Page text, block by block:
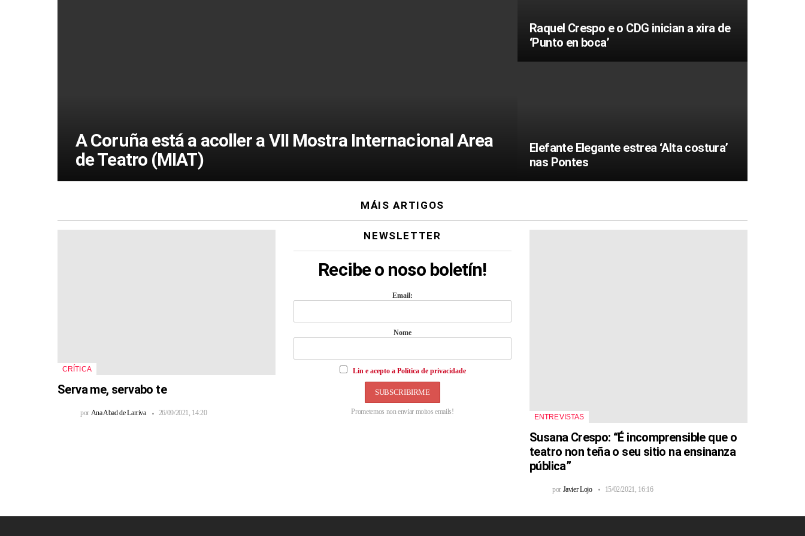
A Coruña está a acoller a VII Mostra Internacional Area
de Teatro (MIAT)
Raquel Crespo e o CDG inician a xira de
‘Punto en boca’
Elefante Elegante estrea ‘Alta costura’
nas Pontes
MÁIS ARTIGOS
CRÍTICA
Serva me, servabo te
por Ana Abad de Larriva 26/09/2021, 14:20
NEWSLETTER
Recibe o noso boletín!
Email:
Nome
Lin e acepto a Política de privacidade
Prometemos non enviar moitos emails!
ENTREVISTAS
Susana Crespo: “É incomprensible que o
teatro non teña o seu sitio na ensinanza
pública”
por Javier Lojo 15/02/2021, 16:16